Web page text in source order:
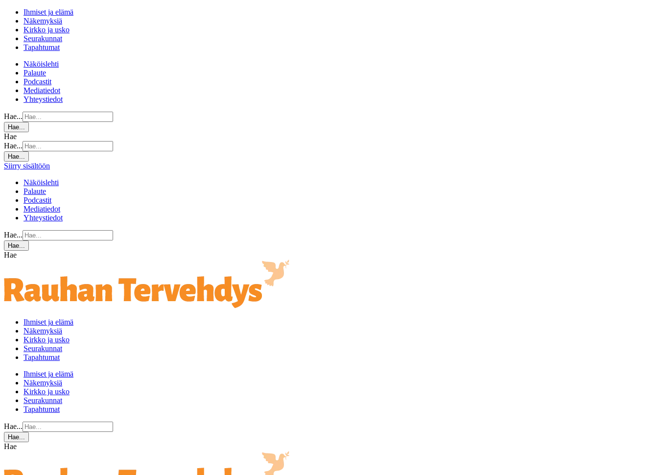
Ihmiset ja elämä
Näkemyksiä
Kirkko ja usko
Seurakunnat
Tapahtumat
Näköislehti
Palaute
Podcastit
Mediatiedot
Yhteystiedot
Hae...
Hae...
Hae
Hae...
Hae...
Siirry sisältöön
Näköislehti
Palaute
Podcastit
Mediatiedot
Yhteystiedot
Hae...
Hae...
Hae
Ihmiset ja elämä
Näkemyksiä
Kirkko ja usko
Seurakunnat
Tapahtumat
Ihmiset ja elämä
Näkemyksiä
Kirkko ja usko
Seurakunnat
Tapahtumat
Hae...
Hae...
Hae